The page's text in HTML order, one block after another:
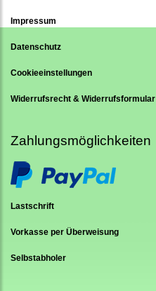
Impressum
Datenschutz
Cookieeinstellungen
Widerrufsrecht & Widerrufsformular
Zahlungsmöglichkeiten
Lastschrift
Vorkasse per Überweisung
Selbstabholer